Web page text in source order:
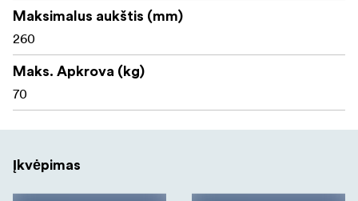
Maksimalus aukštis (mm)
260
Maks. Apkrova (kg)
70
Įkvėpimas